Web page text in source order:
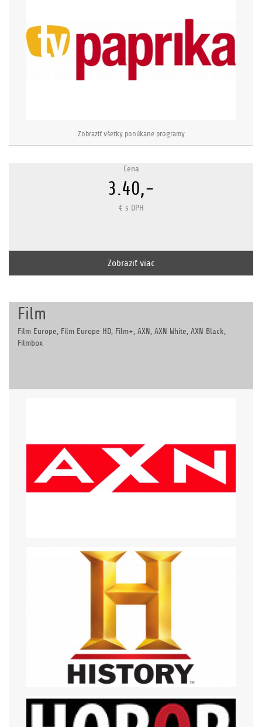
Zobraziť všetky ponúkane programy
Cena
3.40,-
€ s DPH
Zobraziť viac
Film
Film Europe, Film Europe HD, Film+, AXN, AXN White, AXN Black,
Filmbox